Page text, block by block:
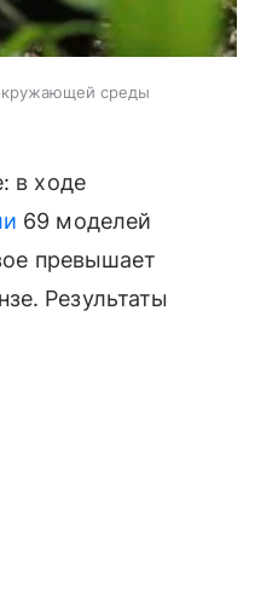
среды
в ходе
69 моделей
превышает
Результаты